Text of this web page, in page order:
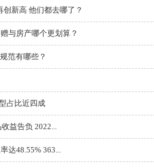
新高 他们都去哪了？
与房产哪个更划算？
范有哪些？
占比近四成
益告负 2022...
达48.55% 363...